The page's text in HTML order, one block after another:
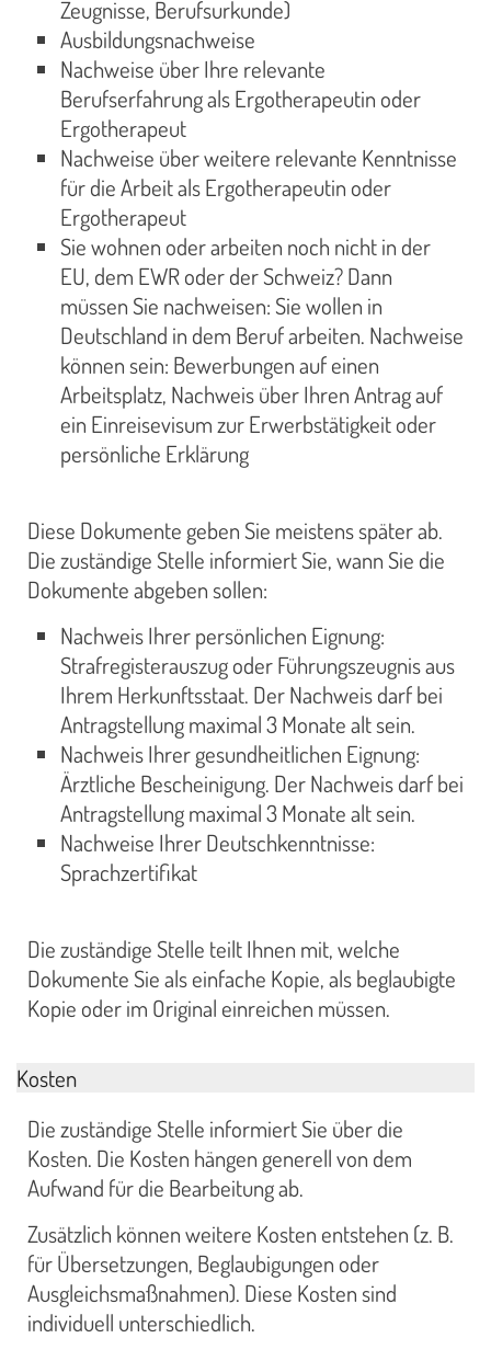
Zeugnisse, Berufsurkunde)
Ausbildungsnachweise
Nachweise über Ihre relevante
Berufserfahrung als Ergotherapeutin oder
Ergotherapeut
Nachweise über weitere relevante Kenntnisse
für die Arbeit als Ergotherapeutin oder
Ergotherapeut
Sie wohnen oder arbeiten noch nicht in der
EU, dem EWR oder der Schweiz? Dann
müssen Sie nachweisen: Sie wollen in
Deutschland in dem Beruf arbeiten. Nachweise
können sein: Bewerbungen auf einen
Arbeitsplatz, Nachweis über Ihren Antrag auf
ein Einreisevisum zur Erwerbstätigkeit oder
persönliche Erklärung
Diese Dokumente geben Sie meistens später ab.
Die zuständige Stelle informiert Sie, wann Sie die
Dokumente abgeben sollen:
Nachweis Ihrer persönlichen Eignung:
Strafregisterauszug oder Führungszeugnis aus
Ihrem Herkunftsstaat. Der Nachweis darf bei
Antragstellung maximal 3 Monate alt sein.
Nachweis Ihrer gesundheitlichen Eignung:
Ärztliche Bescheinigung. Der Nachweis darf bei
Antragstellung maximal 3 Monate alt sein.
Nachweise Ihrer Deutschkenntnisse:
Sprachzertifikat
Die zuständige Stelle teilt Ihnen mit, welche
Dokumente Sie als einfache Kopie, als beglaubigte
Kopie oder im Original einreichen müssen.
Kosten
Die zuständige Stelle informiert Sie über die
Kosten. Die Kosten hängen generell von dem
Aufwand für die Bearbeitung ab.
Zusätzlich können weitere Kosten entstehen (z. B.
für Übersetzungen, Beglaubigungen oder
Ausgleichsmaßnahmen). Diese Kosten sind
individuell unterschiedlich.